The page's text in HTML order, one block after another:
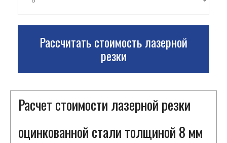
Рассчитать стоимость лазерной
резки
Расчет стоимости лазерной резки
оцинкованной стали толщиной 8 мм